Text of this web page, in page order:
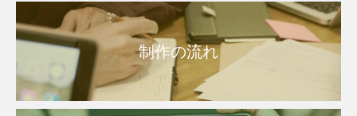
制作の流れ